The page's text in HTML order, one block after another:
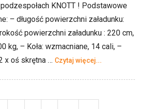
KNOTT ! Podstawowe
– długość powierzchni załadunku:
powierzchni załadunku : 220 cm,
kg, – Koła: wzmacniane, 14 cali, –
x oś skrętna … Czytaj więcej...